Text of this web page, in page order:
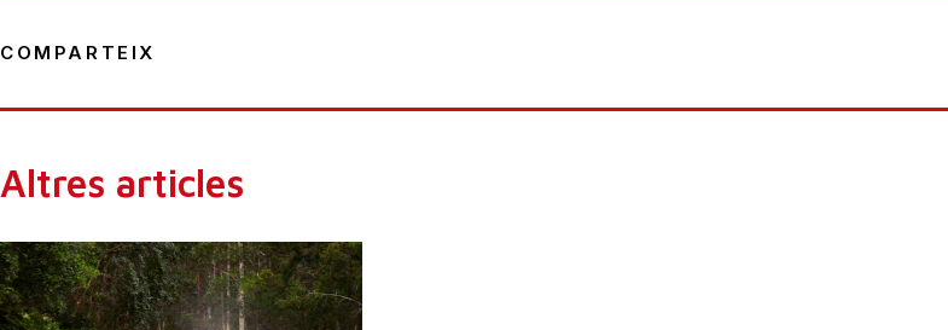
COMPARTEIX
Altres articles